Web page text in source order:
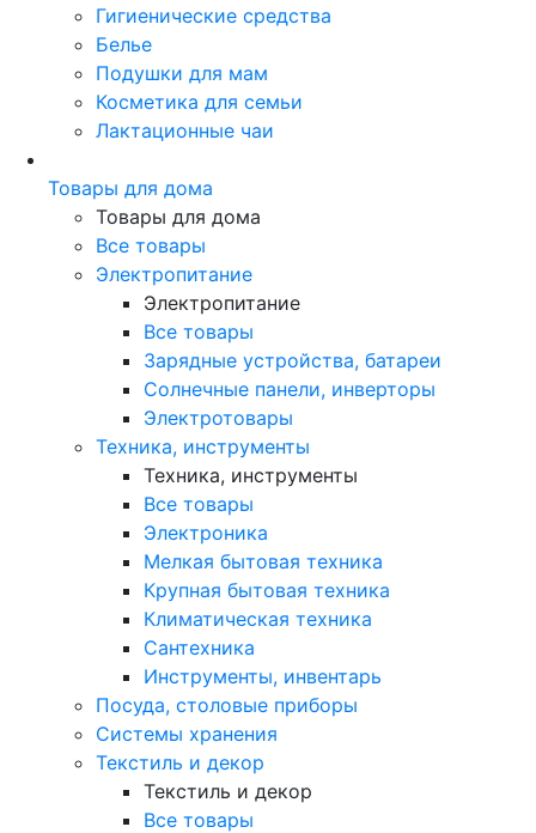
Гигиенические средства
Белье
Подушки для мам
Косметика для семьи
Лактационные чаи
Товары для дома
Товары для дома
Все товары
Электропитание
Электропитание
Все товары
Зарядные устройства, батареи
Солнечные панели, инверторы
Электротовары
Техника, инструменты
Техника, инструменты
Все товары
Электроника
Мелкая бытовая техника
Крупная бытовая техника
Климатическая техника
Сантехника
Инструменты, инвентарь
Посуда, столовые приборы
Системы хранения
Текстиль и декор
Текстиль и декор
Все товары